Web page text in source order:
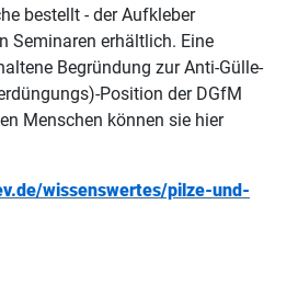
bestellt - der Aufkleber
Seminaren erhältlich. Eine
Begründung zur Anti-Gülle-
Position der DGfM
Menschen können sie hier
wissenswertes/pilze-und-